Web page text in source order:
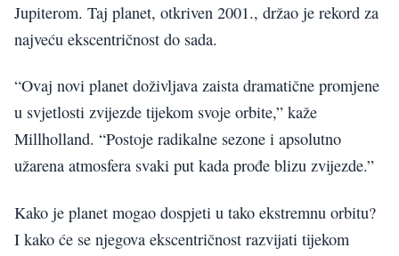
Jupiterom. Taj planet, otkriven 2001., držao je rekord za
najveću ekscentričnost do sada.
“Ovaj novi planet doživljava zaista dramatične promjene
u svjetlosti zvijezde tijekom svoje orbite,” kaže
Millholland. “Postoje radikalne sezone i apsolutno
užarena atmosfera svaki put kada prođe blizu zvijezde.”
Kako je planet mogao dospjeti u tako ekstremnu orbitu?
I kako će se njegova ekscentričnost razvijati tijekom